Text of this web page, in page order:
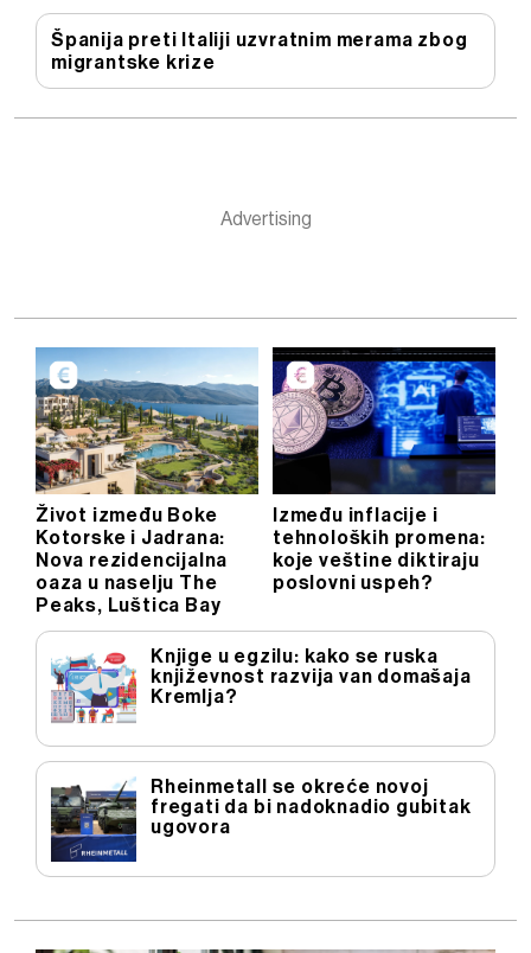
Španija preti Italiji uzvratnim merama zbog
migrantske krize
Život između Boke
Kotorske i Jadrana:
Nova rezidencijalna
oaza u naselju The
Peaks, Luštica Bay
Između inflacije i
tehnoloških promena:
koje veštine diktiraju
poslovni uspeh?
Knjige u egzilu: kako se ruska
književnost razvija van domašaja
Kremlja?
Rheinmetall se okreće novoj
fregati da bi nadoknadio gubitak
ugovora